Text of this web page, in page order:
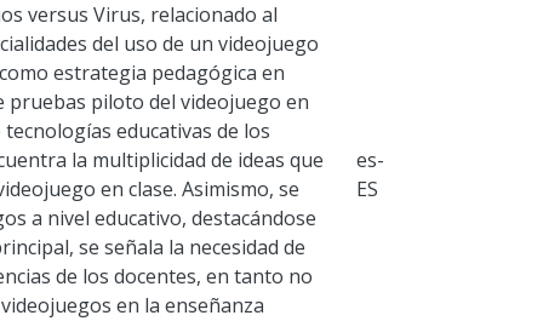
versus Virus, relacionado al
del uso de un videojuego
estrategia pedagógica en
pruebas piloto del videojuego en
educativas de los
la multiplicidad de ideas que
en clase. Asimismo, se
a nivel educativo, destacándose
se señala la necesidad de
de los docentes, en tanto no
en la enseñanza
es-
ES